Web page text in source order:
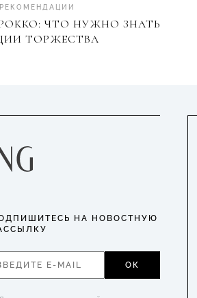
РЕКОМЕНДАЦИИ
ЧТО НУЖНО ЗНАТЬ
ТОРЖЕСТВА
НА НОВОСТНУЮ
ОК